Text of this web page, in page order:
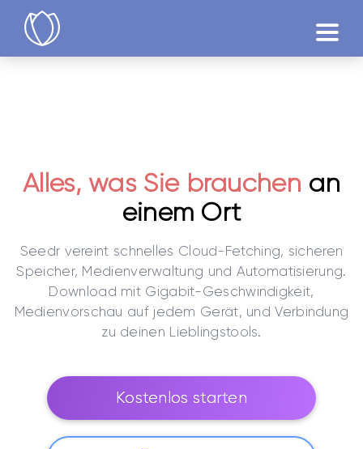
Alles, was Sie brauchen an
einem Ort
Seedr vereint schnelles Cloud-Fetching, sicheren
Speicher, Medienverwaltung und Automatisierung.
Download mit Gigabit-Geschwindigkeit,
Medienvorschau auf jedem Gerät, und Verbindung
zu deinen Lieblingstools.
Kostenlos starten